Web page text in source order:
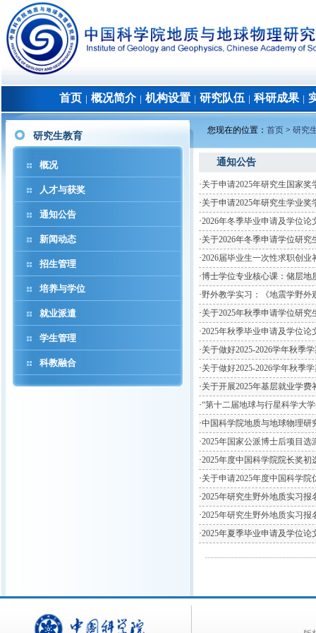
首页 概况简介│ 机构设置 研究队伍 科研成果│
研究生教育
概况
人才与获奖
通知公告
新闻动态
招生管理
培养与学位
就业派遣
学生管理
科教融合
您现在的位置： 首页 > 研究
通知公告
·关于申请2025年研究生国家奖
·关于申请2025年研究生学业奖
·2026年冬季毕业申请及学位论
·关于2026年冬季申请学位研
·2026届毕业生一次性求职创业
·博士学位专业核心课：储层地
·野外教学实习：《地震学野外
·关于2025年秋季申请学位研
·2025年秋季毕业申请及学位论
·关于做好2025-2026学年秋季
·关于做好2025-2026学年秋季
·关于开展2025年基层就业学费
·“第十二届地球与行星科学大
·中国科学院地质与地球物理研
·2025年国家公派博士后项目选
·2025年度中国科学院院长奖初
·关于申请2025年度中国科学
·2025年研究生野外地质实习
·2025年研究生野外地质实习报
·2025年夏季毕业申请及学位论